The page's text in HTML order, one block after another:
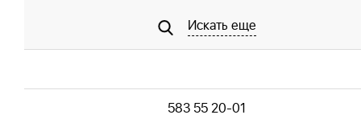
Искать еще
583 55 20-01